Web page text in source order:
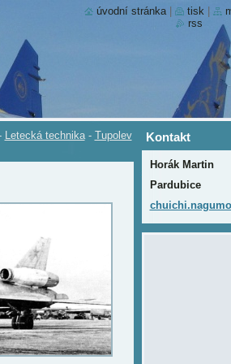
Letecká technika - Tupolev
Kontakt
Horák Martin
Pardubice
úvodní stránka tisk
rss